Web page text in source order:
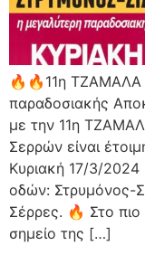
🔥🔥11η
παραδοσιακής
με την 11η
Σερρών είναι
Κυριακή 17/3/
οδών: Στρυμόνος-
Σέρρες. 🔥 Στο πιο
σημείο της […]